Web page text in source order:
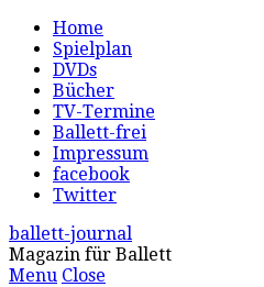
Home
Spielplan
DVDs
Bücher
TV-Termine
Ballett-frei
Impressum
facebook
Twitter
ballett-journal
Magazin für Ballett
Menu Close